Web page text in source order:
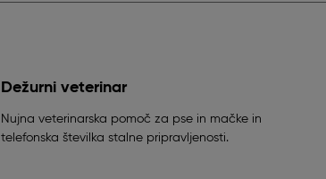
Dežurni veterinar
Nujna veterinarska pomoč za pse in mačke in
telefonska številka stalne pripravljenosti.